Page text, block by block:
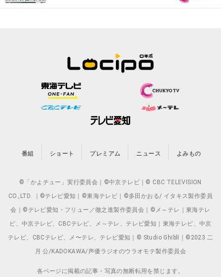
番組 ショート プレミアム ニュース よみもの
©「かよチュー」実行委員会｜©中京テレビ｜© CBC TELEVISION
CO.,LTD. ｜©テレビ愛知｜©東海テレビ｜©多田かおる/ イタキス製作委員
会｜©テレビ愛知・フリュー／徹之進製作委員会｜©メ～テレ｜東海テレ
ビ、中京テレビ、CBCテレビ、メ～テレ、テレビ愛知｜東海テレビ、中京
テレビ、CBCテレビ、メ〜テレ、テレビ愛知｜© Studio Ghibli｜©2023 二
月 公/KADOKAWA/声優ラジオのウラオモテ製作委員会
各ページに掲載の記事・写真の無断転用を禁じます。